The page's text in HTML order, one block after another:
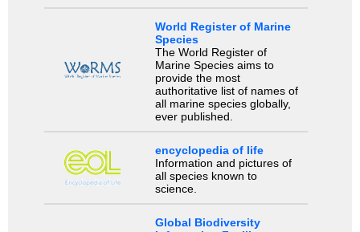
World Register of Marine
Species
The World Register of
Marine Species aims to
provide the most
authoritative list of names of
all marine species globally,
ever published.
encyclopedia of life
Information and pictures of
all species known to
science.
Global Biodiversity